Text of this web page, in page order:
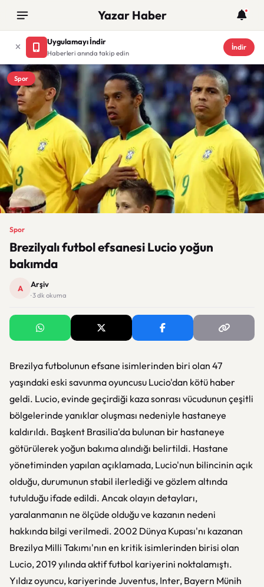
Yazar Haber
Uygulamayı İndir
Haberleri anında takip edin
İndir
Spor
Spor
Brezilyalı futbol efsanesi Lucio yoğun
bakımda
A Arşiv
· 3 dk okuma
Brezilya futbolunun efsane isimlerinden biri olan 47
yaşındaki eski savunma oyuncusu Lucio'dan kötü haber
geldi. Lucio, evinde geçirdiği kaza sonrası vücudunun çeşitli
bölgelerinde yanıklar oluşması nedeniyle hastaneye
kaldırıldı. Başkent Brasilia'da bulunan bir hastaneye
götürülerek yoğun bakıma alındığı belirtildi. Hastane
yönetiminden yapılan açıklamada, Lucio'nun bilincinin açık
olduğu, durumunun stabil ilerlediği ve gözlem altında
tutulduğu ifade edildi. Ancak olayın detayları,
yaralanmanın ne ölçüde olduğu ve kazanın nedeni
hakkında bilgi verilmedi. 2002 Dünya Kupası'nı kazanan
Brezilya Milli Takımı'nın en kritik isimlerinden birisi olan
Lucio, 2019 yılında aktif futbol kariyerini noktalamıştı.
Yıldız oyuncu, kariyerinde Juventus, Inter, Bayern Münih